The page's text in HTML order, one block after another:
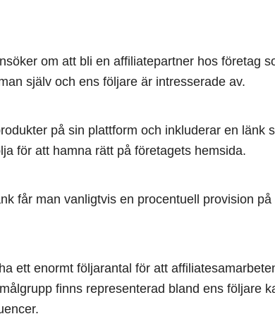
om att bli en affiliatepartner hos företag
själv och ens följare är intresserade av.
på sin plattform och inkluderar en länk
för att hamna rätt på företagets hemsida.
får man vanligtvis en procentuell provision
ett enormt följarantal för att
finns representerad bland ens följare